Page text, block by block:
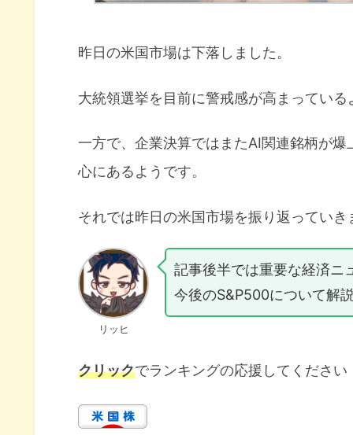
昨日の米国市場は下落しました。
大統領選挙を目前に警戒感が高まっている
一方で、企業決算ではまたAI関連銘柄が
心にあるようです。
それでは昨日の米国市場を振り返っていき
リッヒ
記事後半では重要な経済ニ
今後のS&P500について解
クリックでランキングの応援してください